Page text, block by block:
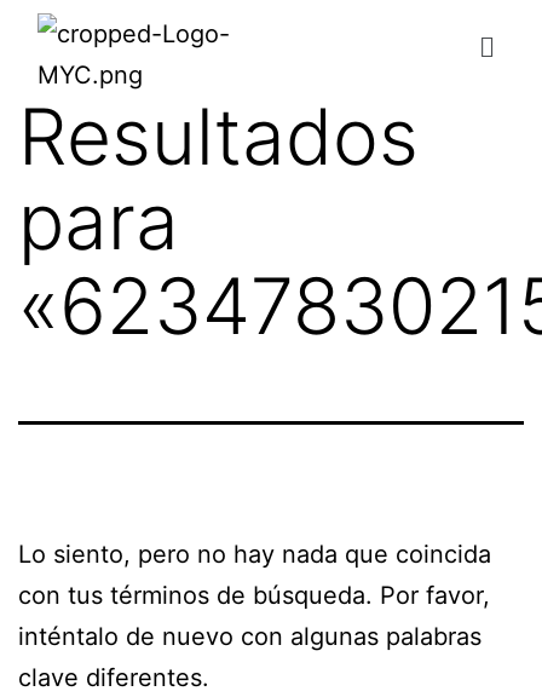
Resultados
para
«
Lo siento, pero no hay nada que coincida
con tus términos de búsqueda. Por favor,
inténtalo de nuevo con algunas palabras
clave diferentes.